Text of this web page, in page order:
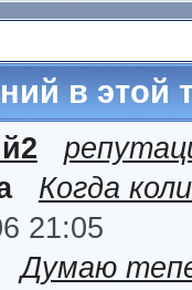
в этой
Когда
21:05
Думаю